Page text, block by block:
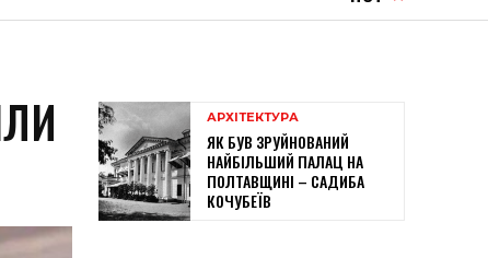
АРХІТЕКТУРА
ЯК БУВ ЗРУЙНОВАНИЙ
НАЙБІЛЬШИЙ ПАЛАЦ НА
ПОЛТАВЩИНІ – САДИБА
КОЧУБЕЇВ